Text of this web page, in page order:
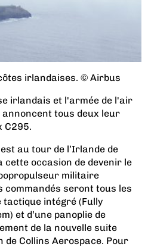
irlandaises. © Airbus
irlandais et l'armée de l'air
annoncent tous deux leur
C295.
au tour de l’Irlande de
cette occasion de devenir le
militaire
commandés seront tous les
tactique intégré (Fully
et d’une panoplie de
de la nouvelle suite
de Collins Aerospace. Pour